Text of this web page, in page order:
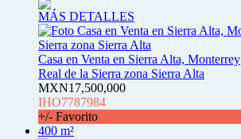
MÁS DETALLES
Casa en Venta en Sierra Alta, Monterrey
Real de la Sierra zona Sierra Alta
MXN17,500,000
IHO7787984
+/- Favorito
400 m²